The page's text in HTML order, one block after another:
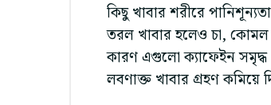
কিছু খাবার শরীরে
তরল খাবার হলেও চা, কোমল
কারণ এগুলো ক্যাফেইন সমৃদ্ধ।
লবণাক্ত খাবার গ্রহণ কমিয়ে